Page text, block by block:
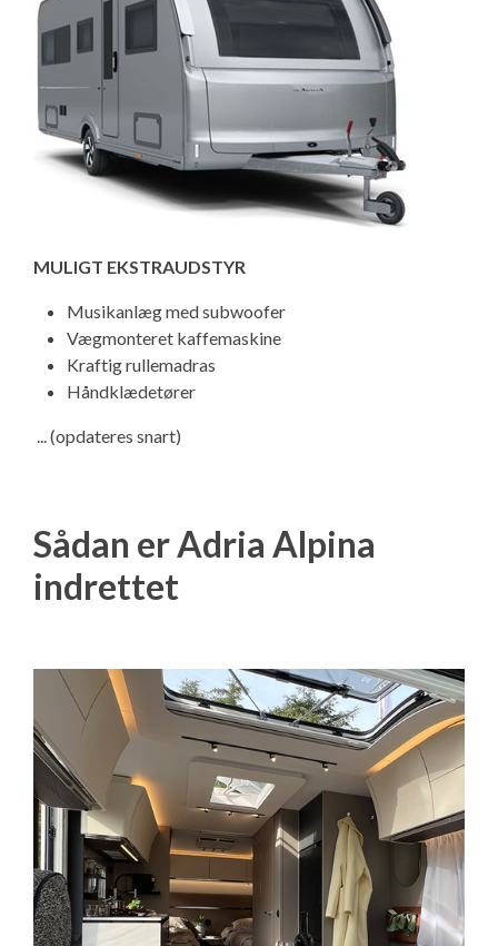
MULIGT EKSTRAUDSTYR
Musikanlæg med subwoofer
Vægmonteret kaffemaskine
Kraftig rullemadras
Håndklædetører
... (opdateres snart)
Sådan er Adria Alpina
indrettet